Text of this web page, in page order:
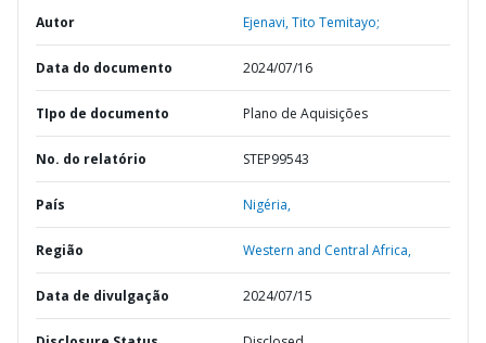
Autor Ejenavi, Tito Temitayo;
Data do documento 2024/07/16
TIpo de documento Plano de Aquisições
No. do relatório STEP99543
País Nigéria,
Região Western and Central Africa,
Data de divulgação 2024/07/15